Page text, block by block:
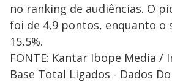
no ranking de audiências. O
foi de 4,9 pontos, enquanto o
15,5%.
FONTE: Kantar Ibope Media /
Base Total Ligados - Dados